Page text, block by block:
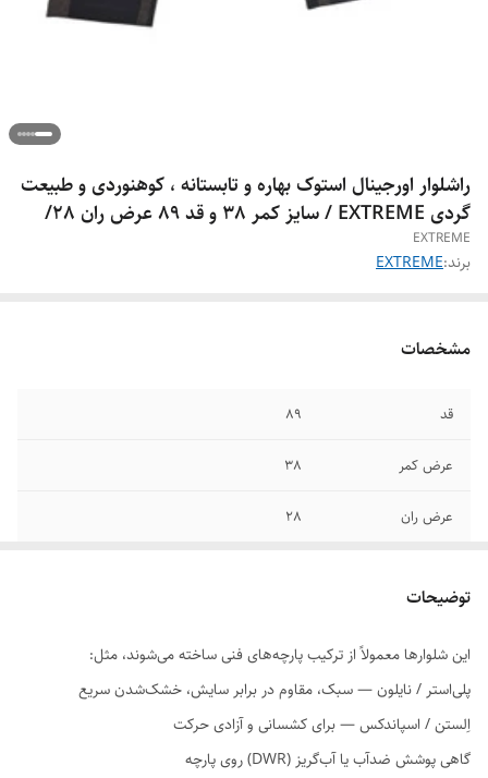
راشلوار اورجینال استوک بهاره و تابستانه ، کوهنوردی و طبیعت
گردی EXTREME / سایز کمر 38 و قد 89 عرض ران 28/
EXTREME
برند:EXTREME
مشخصات
قد 89
عرض کمر 38
عرض ران 28
توضیحات
این شلوارها معمولاً از ترکیب پارچه‌های فنی ساخته می‌شوند، مثل:
پلی‌استر / نایلون — سبک، مقاوم در برابر سایش، خشک‌شدن سریع
اِلستن / اسپاندکس — برای کشسانی و آزادی حرکت
گاهی پوشش ضدآب یا آب‌گریز (DWR) روی پارچه